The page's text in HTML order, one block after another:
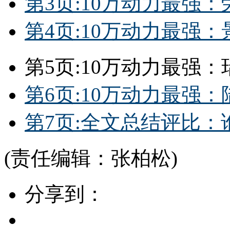
第4页:10万动力最强：
第5页:10万动力最强：
第6页:10万动力最强：
第7页:全文总结评比：
(责任编辑：张柏松)
分享到：